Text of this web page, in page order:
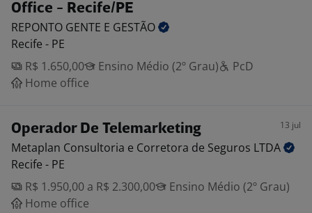
Office - Recife/PE
REPONTO GENTE E GESTÃO
Recife - PE
R$ 1.650,00
Ensino Médio (2º Grau)
PcD
Home office
Operador De Telemarketing 13 jul
Metaplan Consultoria e Corretora de Seguros LTDA
Recife - PE
R$ 1.950,00 a R$ 2.300,00
Ensino Médio (2º Grau)
Home office